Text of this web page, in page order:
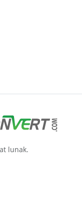
lunak.